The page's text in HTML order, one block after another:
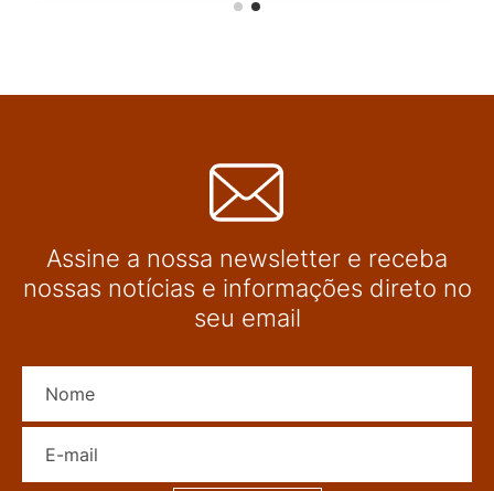
Assine a nossa newsletter e receba
nossas notícias e informações direto no
seu email